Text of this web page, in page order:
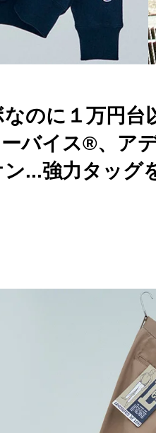
のに１万円台
バイス®️、ア
ン...強力タッグ